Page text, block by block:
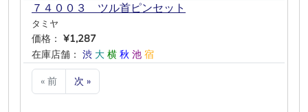
７４００３ ツル首ピンセット
タミヤ
価格： ¥1,287
在庫店舗： 渋 大 横 秋 池 宿
« 前
次 »